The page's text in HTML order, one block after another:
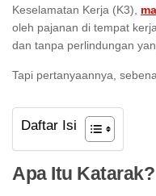
Keselamatan Kerja (K3),
oleh pajanan di tempat
dan tanpa perlindungan
Tapi pertanyaannya,
Daftar Isi
Apa Itu Katarak?